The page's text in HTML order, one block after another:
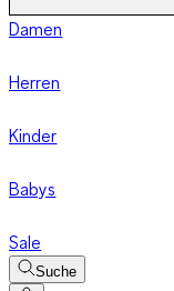
Damen
Herren
Kinder
Babys
Sale
Suche